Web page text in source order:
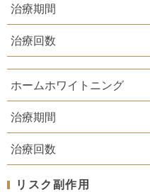
治療期間
治療回数
ホームホワイトニング
治療期間
治療回数
リスク副作用